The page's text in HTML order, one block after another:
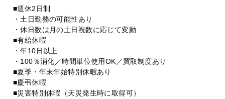
■週休2日制
・土日勤務の可能性あり
・休日数は月の土日祝数に応じて変動
■有給休暇
・年10日以上
・100％消化／時間単位使用OK／買取制度あり
■夏季・年末年始特別休暇あり
■慶弔休暇
■災害特別休暇（天災発生時に取得可）